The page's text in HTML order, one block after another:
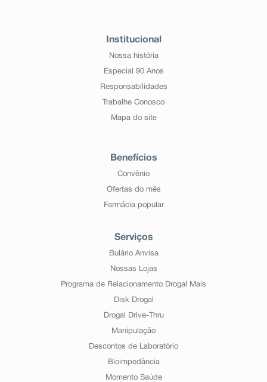
Institucional
Nossa história
Especial 90 Anos
Responsabilidades
Trabalhe Conosco
Mapa do site
Benefícios
Convênio
Ofertas do mês
Farmácia popular
Serviços
Bulário Anvisa
Nossas Lojas
Programa de Relacionamento Drogal Mais
Disk Drogal
Drogal Drive-Thru
Manipulação
Descontos de Laboratório
Bioimpedância
Momento Saúde